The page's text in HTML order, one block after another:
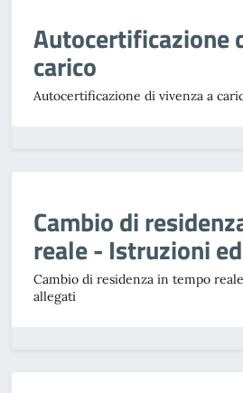
Autocertificazione
carico
Autocertificazione di vivenza a
Cambio di
reale - Istruzioni
Cambio di residenza in tempo
allegati